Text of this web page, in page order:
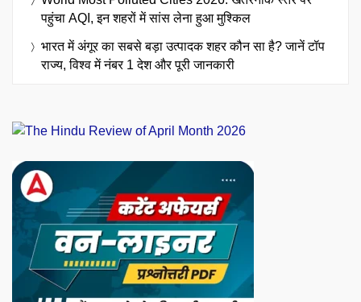
पहुंचा AQI, इन शहरों में सांस लेना हुआ मुश्किल
भारत में अंगूर का सबसे बड़ा उत्पादक शहर कौन सा है? जानें टॉप
राज्य, विश्व में नंबर 1 देश और पूरी जानकारी